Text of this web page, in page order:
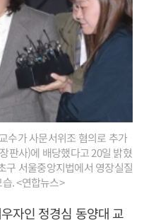
수가 사문서위조 혐의로 추가
판사)에 배당했다고 20일 밝혔
구 서울중앙지법에서 영장실질
. <연합뉴스>
자인 정경심 동양대 교